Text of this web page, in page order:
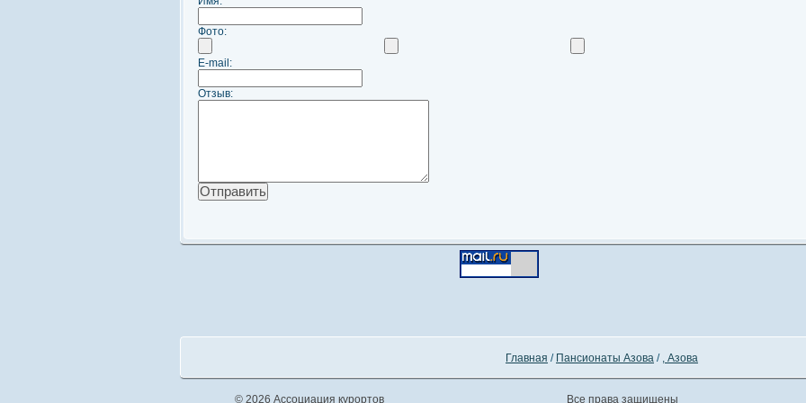
Фото:
E-mail:
Отзыв:
Главная / Пансионаты Азова / , Азова
© 2026 Ассоциация курортов Все права защищены